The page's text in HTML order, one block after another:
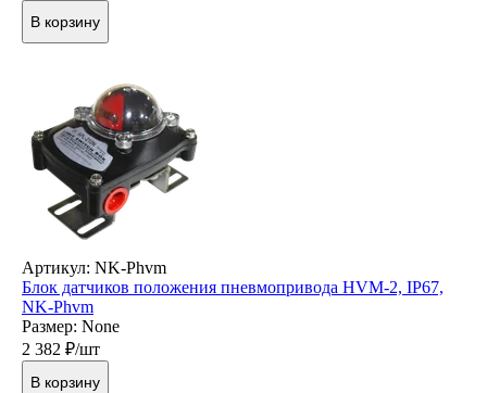
В корзину
Артикул: NK-Phvm
Блок датчиков положения пневмопривода HVM-2, IP67,
NK-Phvm
Размер: None
2 382 ₽/шт
В корзину